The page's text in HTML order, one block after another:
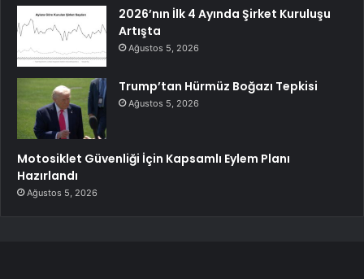
2026’nın İlk 4 Ayında Şirket Kuruluşu
Artışta
Ağustos 5, 2026
Trump’tan Hürmüz Boğazı Tepkisi
Ağustos 5, 2026
Motosiklet Güvenliği İçin Kapsamlı Eylem Planı
Hazırlandı
Ağustos 5, 2026